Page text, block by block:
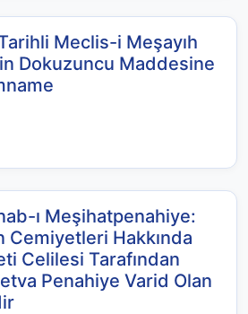
Meclis-i Meşayıh
Dokuzuncu Maddesine
ı Meşihatpenahiye:
Cemiyetleri Hakkında
Celilesi Tarafından
Penahiye Varid Olan